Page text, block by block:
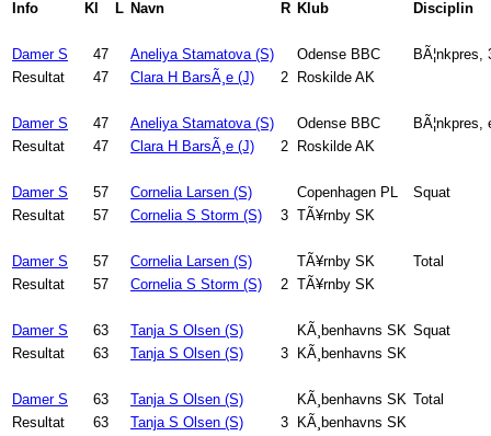
Info Kl L Navn R Klub Disciplin
Damer S 47 Aneliya Stamatova (S) Odense BBC
BÃ¦nkpres,
Resultat
47 Clara H BarsÃ¸e (J) 2 Roskilde AK
Damer S 47 Aneliya Stamatova (S) Odense BBC
BÃ¦nkpres,
Resultat
47 Clara H BarsÃ¸e (J) 2 Roskilde AK
Damer S 57 Cornelia Larsen (S) Copenhagen PL
Squat
Resultat
57 Cornelia S Storm (S) 3 TÃ¥rnby SK
Damer S 57 Cornelia Larsen (S) TÃ¥rnby SK
Total
Resultat
57 Cornelia S Storm (S) 2 TÃ¥rnby SK
Damer S 63 Tanja S Olsen (S) KÃ¸benhavns SK Squat
Resultat
63 Tanja S Olsen (S) 3 KÃ¸benhavns SK
Damer S 63 Tanja S Olsen (S) KÃ¸benhavns SK Total
Resultat
63 Tanja S Olsen (S) 3 KÃ¸benhavns SK